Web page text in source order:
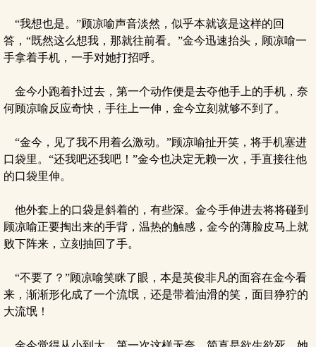
“我想也是。”顾凉喻声音淡然，似乎本就该是这样的回
答，“既然这么想我，那就往前看。”金今迅速抬头，顾凉喻一
手拿着手机，一手对她打招呼。
金今小跑着扑过去，第一个动作便是去夺他手上的手机，奈
何顾凉喻反应奇快，手往上一伸，金今立刻就够不到了。
“金今，见了我不用着么激动。”顾凉喻扯开笑，将手机塞进
口袋里。“还我吧还我吧！”金今也决定无赖一次，手直接往他
的口袋里伸。
他外套上的口袋是斜着的，有些深。金今手伸进去将将碰到
顾凉喻正要掏出来的手背，温热的触感，金今的薄脸皮马上就
败下阵来，立刻抽回了手。
“不要了？”顾凉喻笑眯了眼，本是英俊非凡的面容在金今看
来，渐渐形化成了一个流氓，还是带着油滑的笑，面目狰狞的
大流氓！